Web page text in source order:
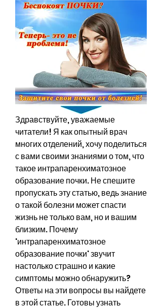
Здравствуйте, уважаемые
читатели! Я как опытный врач
многих отделений, хочу поделиться
с вами своими знаниями о том, что
такое интрапаренхиматозное
образование почки. Не спешите
пропускать эту статью, ведь знание
о такой болезни может спасти
жизнь не только вам, но и вашим
близким. Почему
'интрапаренхиматозное
образование почки' звучит
настолько страшно и какие
симптомы можно обнаружить?
Ответы на эти вопросы вы найдете
в этой статье. Готовы узнать